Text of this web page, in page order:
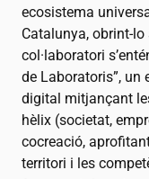
ecosistema
Catalunya, obrint-
col·laboratori
de Laboratoris”,
digital mitjançant
hèlix (societat,
cocreació,
territori i les